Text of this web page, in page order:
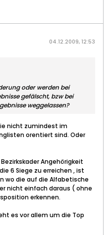
04.12.2009, 12:53
oder werden bei
gefälscht, bzw bei
weggelassen?
nicht zumindest im
orentiert sind. Oder
Angehörigkeit
6 Siege zu erreichen , ist
wo die auf die Alfabetische
nicht einfach daraus ( ohne
erkennen.
es vor allem um die Top